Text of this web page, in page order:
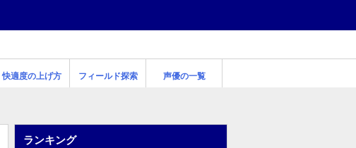
快適度の上げ方 フィールド探索 声優の一覧
ランキング